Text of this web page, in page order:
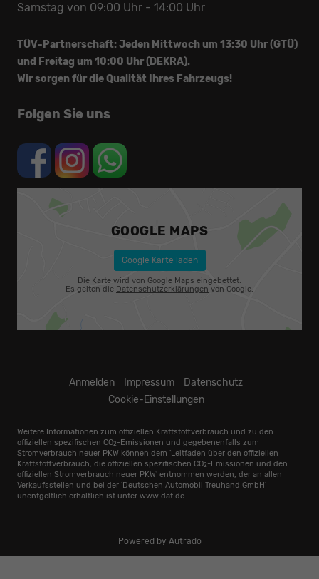
Samstag von 09:00 Uhr - 14:00 Uhr
TÜV-Partnerschaft: Jeden Mittwoch um 13:30 Uhr (GTÜ)
und Freitag um 10:00 Uhr (DEKRA).
Wir sorgen für die Qualität Ihres Fahrzeugs!
Folgen Sie uns
GOOGLE MAPS
Google Karte laden
Die Karte wird von Google Maps eingebettet.
Es gelten die Datenschutzerklärungen von Google.
Anmelden Impressum
Datenschutz
Cookie-Einstellungen
Weitere Informationen zum offiziellen Kraftstoffverbrauch und zu den
offiziellen spezifischen CO2 -Emissionen und gegebenenfalls zum
Stromverbrauch neuer PKW können dem 'Leitfaden über den offiziellen
Kraftstoffverbrauch, die offiziellen spezifischen CO2 -Emissionen und den
offiziellen Stromverbrauch neuer PKW' entnommen werden, der an allen
Verkaufsstellen und bei der 'Deutschen Automobil Treuhand GmbH'
unentgeltlich erhältlich ist unter www.dat.de.
Powered by Autrado